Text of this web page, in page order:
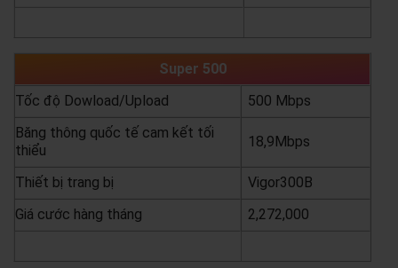
Super 500
Tốc độ Dowload/Upload
500 Mbps
Băng thông quốc tế cam kết tối
thiểu
18,9Mbps
Thiết bị trang bị
Vigor300B
Giá cước hàng tháng
2,272,000